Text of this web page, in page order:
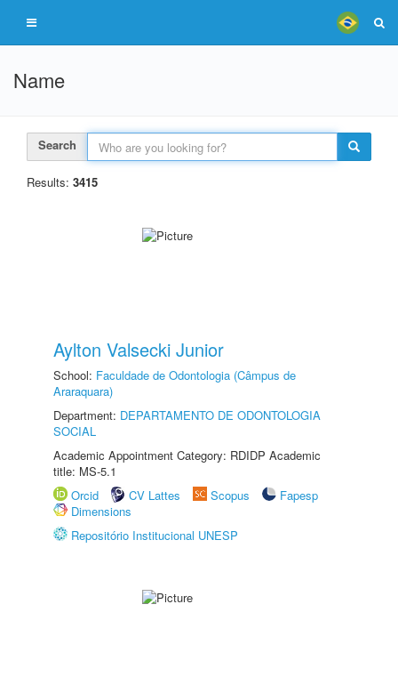
Name
Search
Results: 3415
Aylton Valsecki Junior
School: Faculdade de Odontologia (Câmpus de
Araraquara)
Department: DEPARTAMENTO DE ODONTOLOGIA
SOCIAL
Academic Appointment Category: RDIDP Academic
title: MS-5.1
Orcid
CV Lattes Scopus
Fapesp
Dimensions
Repositório Institucional UNESP